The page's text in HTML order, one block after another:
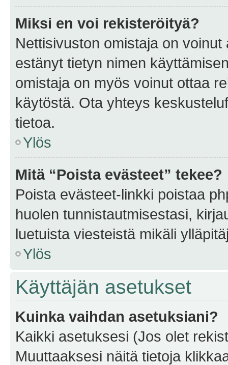
Miksi en voi rekisteröityä?
Nettisivuston omistaja on
estänyt tietyn nimen
omistaja on myös voinut ottaa
käytöstä. Ota yhteys
tietoa.
Ylös
Mitä “Poista evästeet” tekee?
Poista evästeet-linkki poistaa
huolen tunnistautmisestasi,
luetuista viesteistä mikäli
Ylös
Käyttäjän asetukset
Kuinka vaihdan asetuksiani?
Kaikki asetuksesi (Jos olet
Muuttaaksesi näitä tietoja